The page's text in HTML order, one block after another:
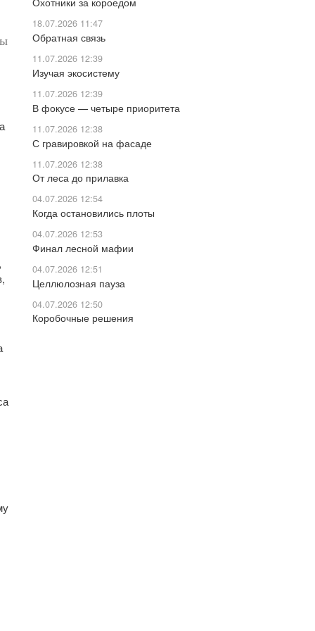
18.07.2026 11:47
Обратная связь
11.07.2026 12:39
Изучая экосистему
11.07.2026 12:39
В фокусе — четыре приоритета
11.07.2026 12:38
С гравировкой на фасаде
11.07.2026 12:38
От леса до прилавка
04.07.2026 12:54
Когда остановились плоты
04.07.2026 12:53
Финал лесной мафии
04.07.2026 12:51
Целлюлозная пауза
04.07.2026 12:50
Коробочные решения